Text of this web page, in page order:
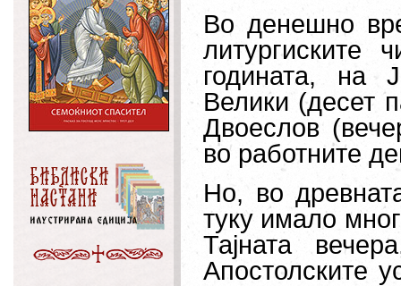
Во денешно
литургиските
годината, на
Велики (десет
Двоеслов
во работните
Но, во
туку имало
Тајната
Апостолските